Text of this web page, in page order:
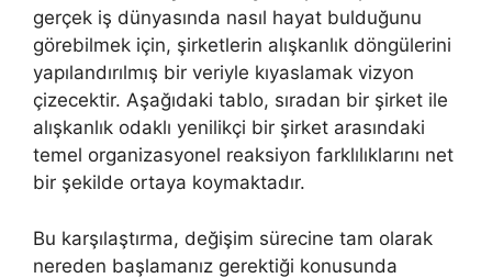
gerçek iş dünyasında nasıl hayat bulduğunu
görebilmek için, şirketlerin alışkanlık döngülerini
yapılandırılmış bir veriyle kıyaslamak vizyon
çizecektir. Aşağıdaki tablo, sıradan bir şirket ile
alışkanlık odaklı yenilikçi bir şirket arasındaki
temel organizasyonel reaksiyon farklılıklarını net
bir şekilde ortaya koymaktadır.
Bu karşılaştırma, değişim sürecine tam olarak
nereden başlamanız gerektiği konusunda